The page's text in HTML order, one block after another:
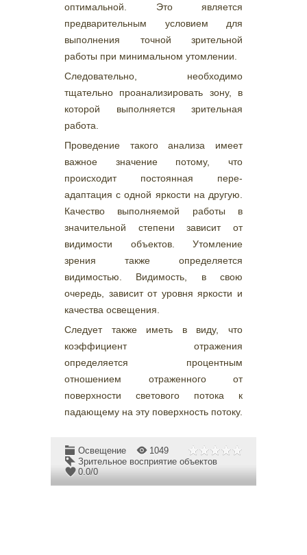
оптимальной. Это является
предварительным условием для
выполнения точной зрительной
работы при минимальном утомлении.
Следовательно, необходимо
тщательно проанализировать зону, в
которой выполняется зрительная
работа.
Проведение такого анализа имеет
важное значение потому, что
происходит постоянная пере-
адаптация с одной яркости на другую.
Качество выполняемой работы в
значительной степени зависит от
видимости объектов. Утомление
зрения также определяется
видимостью. Видимость, в свою
очередь, зависит от уровня яркости и
качества освещения.
Следует также иметь в виду, что
коэффициент отражения
определяется процентным
отношением отраженного от
поверхности светового потока к
падающему на эту поверхность потоку.
Освещение
1049
Зрительное восприятие объектов
0.0/0